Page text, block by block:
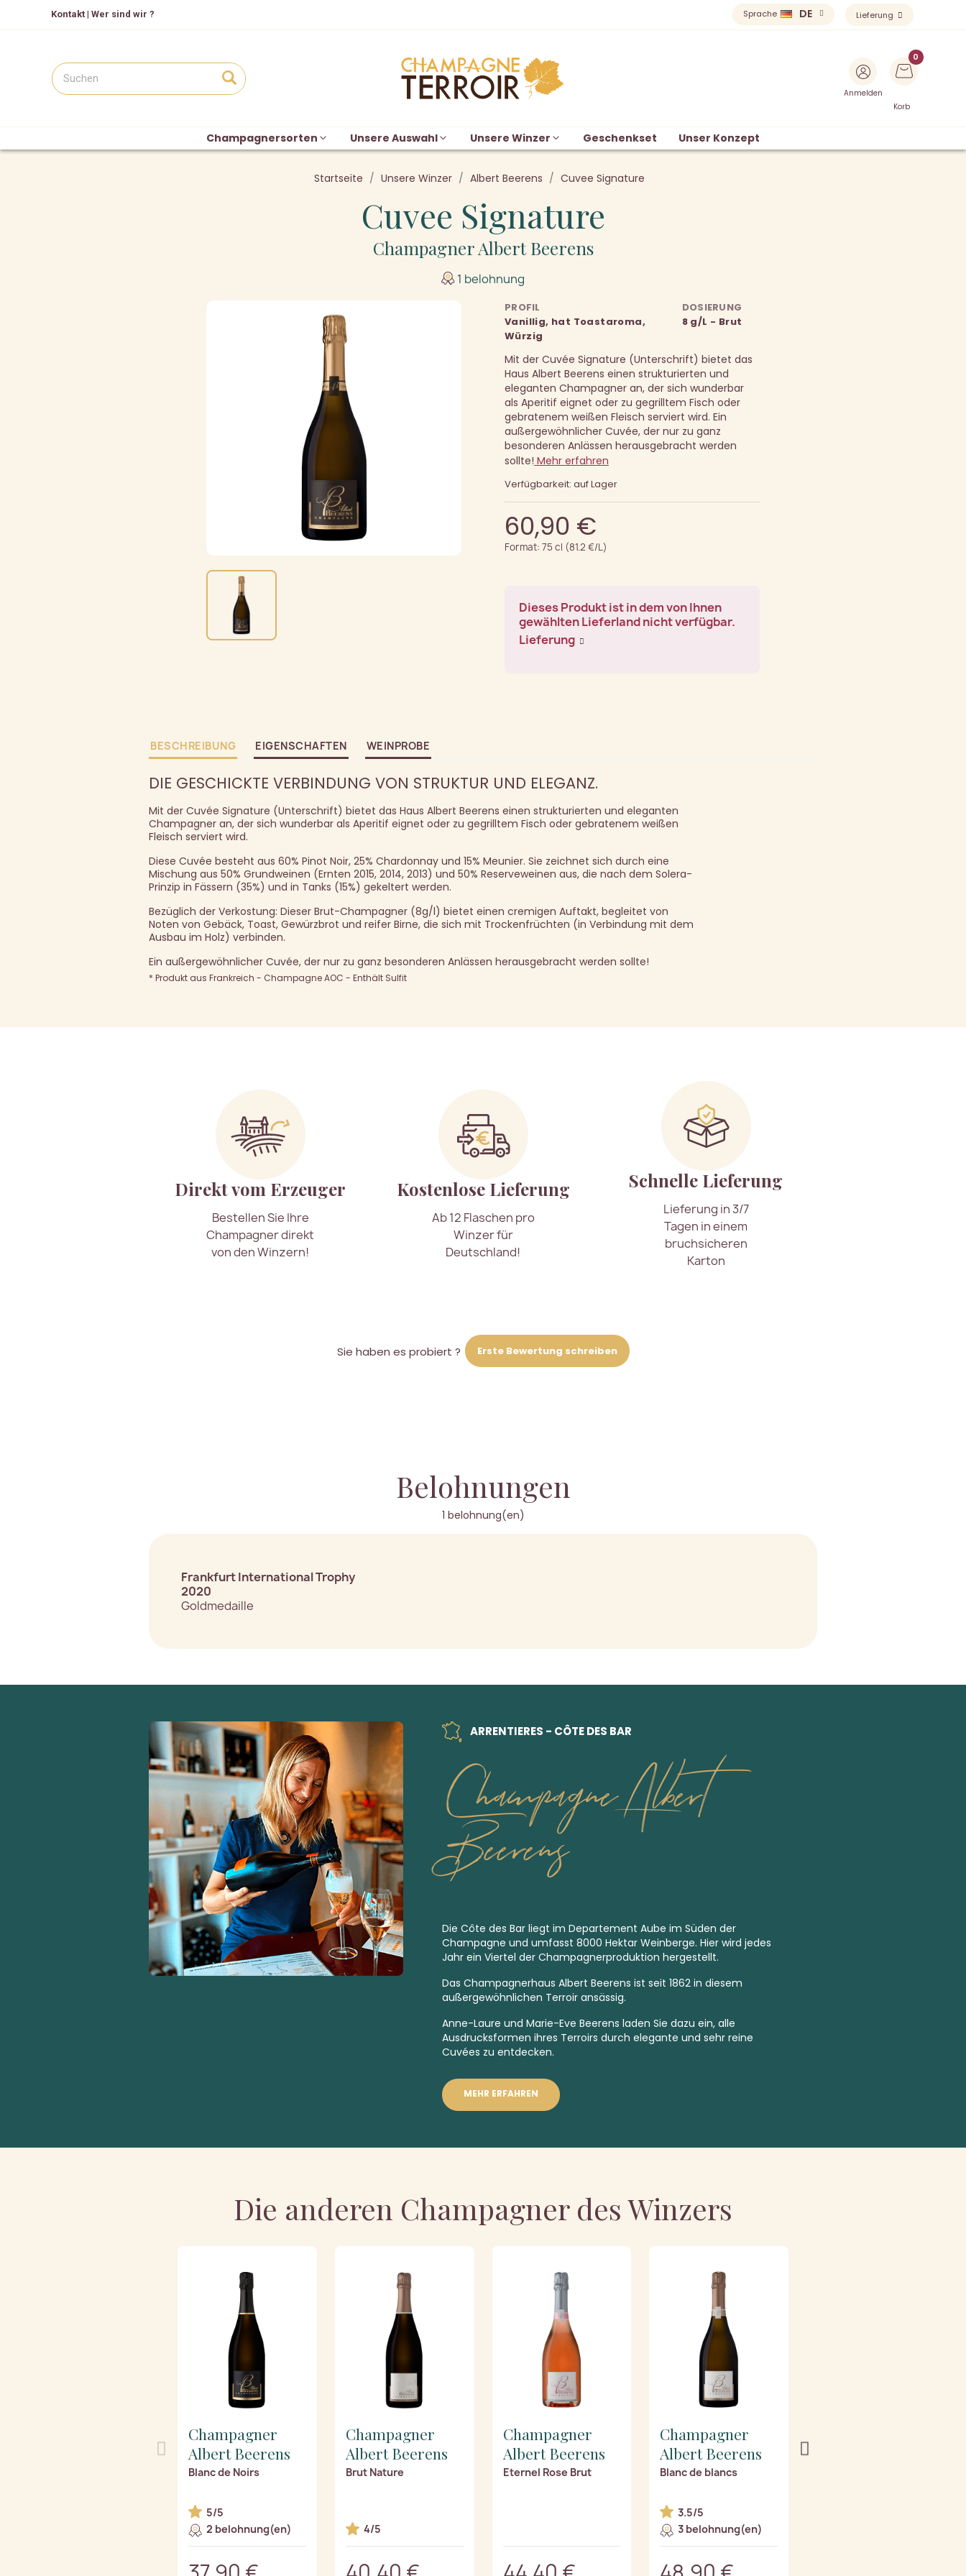
Kontakt | Wer sind wir ? Sprache DE Lieferung
Anmelden
Korb
Champagnersorten Unsere Auswahl Unsere Winzer Geschenkset Unser Konzept
Startseite Unsere Winzer Albert Beerens Cuvee Signature
Cuvee Signature
Champagner Albert Beerens
1 belohnung
PROFIL
Vanillig, hat Toastaroma,
Würzig
DOSIERUNG
8 g/L - Brut
Mit der Cuvée Signature (Unterschrift) bietet das
Haus Albert Beerens einen strukturierten und
eleganten Champagner an, der sich wunderbar
als Aperitif eignet oder zu gegrilltem Fisch oder
gebratenem weißen Fleisch serviert wird. Ein
außergewöhnlicher Cuvée, der nur zu ganz
besonderen Anlässen herausgebracht werden
sollte! Mehr erfahren
Verfügbarkeit: auf Lager
60,90 €
Format: 75 cl (81.2 €/L)
Dieses Produkt ist in dem von Ihnen
gewählten Lieferland nicht verfügbar.
Lieferung
BESCHREIBUNG EIGENSCHAFTEN WEINPROBE
DIE GESCHICKTE VERBINDUNG VON STRUKTUR UND ELEGANZ.
Mit der Cuvée Signature (Unterschrift) bietet das Haus Albert Beerens einen strukturierten und eleganten
Champagner an, der sich wunderbar als Aperitif eignet oder zu gegrilltem Fisch oder gebratenem weißen
Fleisch serviert wird.
Diese Cuvée besteht aus 60% Pinot Noir, 25% Chardonnay und 15% Meunier. Sie zeichnet sich durch eine
Mischung aus 50% Grundweinen (Ernten 2015, 2014, 2013) und 50% Reserveweinen aus, die nach dem Solera-
Prinzip in Fässern (35%) und in Tanks (15%) gekeltert werden.
Bezüglich der Verkostung: Dieser Brut-Champagner (8g/l) bietet einen cremigen Auftakt, begleitet von
Noten von Gebäck, Toast, Gewürzbrot und reifer Birne, die sich mit Trockenfrüchten (in Verbindung mit dem
Ausbau im Holz) verbinden.
Ein außergewöhnlicher Cuvée, der nur zu ganz besonderen Anlässen herausgebracht werden sollte!
* Produkt aus Frankreich - Champagne AOC - Enthält Sulfit
Direkt vom Erzeuger
Bestellen Sie Ihre
Champagner direkt
von den Winzern!
Kostenlose Lieferung
Ab 12 Flaschen pro
Winzer für
Deutschland!
Schnelle Lieferung
Lieferung in 3/7
Tagen in einem
bruchsicheren
Karton
Sie haben es probiert ? Erste Bewertung schreiben
Belohnungen
1 belohnung(en)
Frankfurt International Trophy
2020
Goldmedaille
ARRENTIERES - CÔTE DES BAR
Champagne Albert
Beerens
Die Côte des Bar liegt im Departement Aube im Süden der
Champagne und umfasst 8000 Hektar Weinberge. Hier wird jedes
Jahr ein Viertel der Champagnerproduktion hergestellt.
Das Champagnerhaus Albert Beerens ist seit 1862 in diesem
außergewöhnlichen Terroir ansässig.
Anne-Laure und Marie-Eve Beerens laden Sie dazu ein, alle
Ausdrucksformen ihres Terroirs durch elegante und sehr reine
Cuvées zu entdecken.
MEHR ERFAHREN
Die anderen Champagner des Winzers
Champagner
Albert Beerens
Blanc de Noirs
5/5
2 belohnung(en)
Champagner
Albert Beerens
Brut Nature
4/5
Champagner
Albert Beerens
Eternel Rose Brut
Champagner
Albert Beerens
Blanc de blancs
3.5/5
3 belohnung(en)